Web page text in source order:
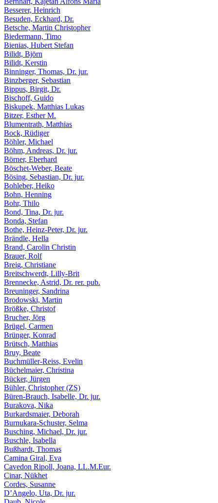
Besserer, Heinrich
Besuden, Eckhard, Dr.
Betsche, Martin Christopher
Biedermann, Timo
Bienias, Hubert Stefan
Bilidt, Björn
Bilidt, Kerstin
Binninger, Thomas, Dr. jur.
Binzberger, Sebastian
Bippus, Birgit, Dr.
Bischoff, Guido
Biskupek, Matthias Lukas
Bitzer, Esther M.
Blumentrath, Matthias
Bock, Rüdiger
Böhler, Michael
Böhm, Andreas, Dr. jur.
Börner, Eberhard
Böschet-Weber, Beate
Bösing, Sebastian, Dr. jur.
Bohleber, Heiko
Bohn, Henning
Bohr, Thilo
Bond, Tina, Dr. jur.
Bonda, Stefan
Bothe, Heinz-Peter, Dr. jur.
Brändle, Hella
Brand, Carolin Christin
Brauer, Rolf
Breig, Christiane
Breitschwerdt, Lilly-Brit
Brennecke, Astrid, Dr. rer. pub.
Breuninger, Sandrina
Brodowski, Martin
Brößke, Christof
Brucher, Jörg
Brügel, Carmen
Brünger, Konrad
Brütsch, Matthias
Bruy, Beate
Buchmüller-Reiss, Evelin
Büchelmaier, Christina
Bücker, Jürgen
Bühler, Christopher (ZS)
Büren-Brauch, Isabelle, Dr. jur.
Burakova, Nika
Burkardsmaier, Deborah
Burnukara-Schuster, Selma
Busching, Michael, Dr. jur.
Buschle, Isabella
Bußhardt, Thomas
Camina Giral, Eva
Cavedon Ripoll, Joana, LL.M.Eur.
Cinar, Nükhet
Cordes, Susanne
D’Angelo, Uta, Dr. jur.